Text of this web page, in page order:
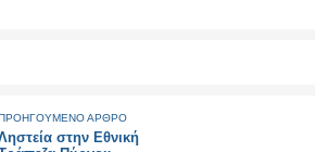
ΑΡΘΡΟ
στην Εθνική